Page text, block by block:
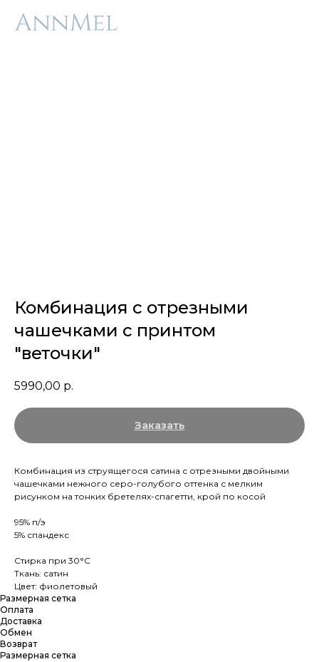
Комбинация с отрезными
чашечками с принтом
"веточки"
5990,00 р.
Заказать
Комбинация из струящегося сатина с отрезными двойными
чашечками нежного серо-голубого оттенка с мелким
рисунком на тонких бретелях-спагетти, крой по косой
95% п/э
5% спандекс
Стирка при 30°С
Ткань: сатин
Цвет: фиолетовый
Размерная сетка
Оплата
Доставка
Обмен
Возврат
Размерная сетка